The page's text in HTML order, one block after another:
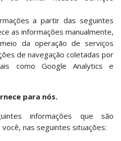
a partir das seguintes
as informações manualmente,
da operação de serviços
de navegação coletadas por
como Google Analytics e
para nós.
informações que são
nas seguintes situações: